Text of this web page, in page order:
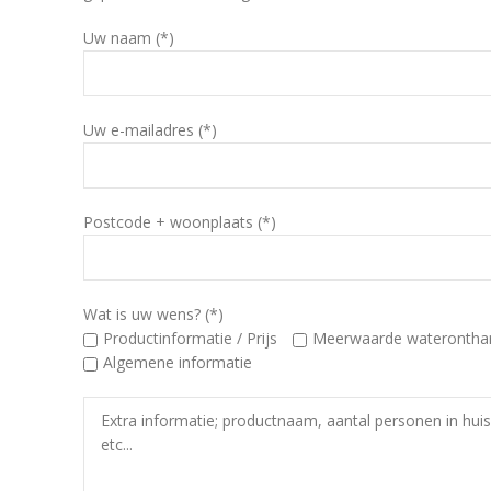
Uw naam (*)
Uw e-mailadres (*)
Postcode + woonplaats (*)
Wat is uw wens? (*)
Productinformatie / Prijs
Meerwaarde
Algemene informatie